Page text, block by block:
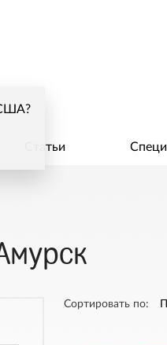
США?
Статьи
Сортировать по: